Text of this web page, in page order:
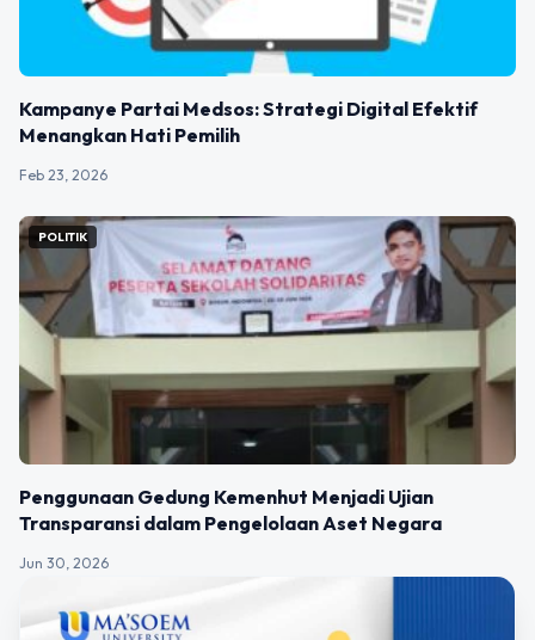
Kampanye Partai Medsos: Strategi Digital Efektif
Menangkan Hati Pemilih
Feb 23, 2026
POLITIK
Penggunaan Gedung Kemenhut Menjadi Ujian
Transparansi dalam Pengelolaan Aset Negara
Jun 30, 2026